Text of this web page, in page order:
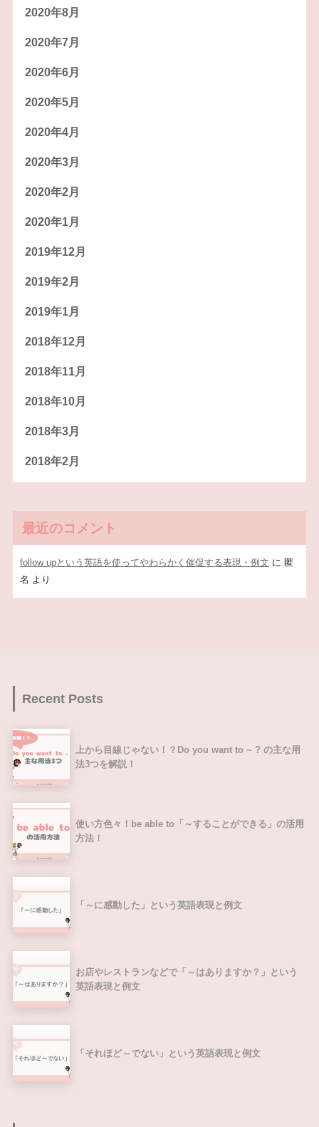
2020年8月
2020年7月
2020年6月
2020年5月
2020年4月
2020年3月
2020年2月
2020年1月
2019年12月
2019年2月
2019年1月
2018年12月
2018年11月
2018年10月
2018年3月
2018年2月
最近のコメント
follow upという英語を使ってやわらかく催促する表現・例文 に 匿
名 より
Recent Posts
上から目線じゃない！？Do you want to ~ ? の主な用
法3つを解説！
使い方色々！be able to「～することができる」の活用
方法！
「～に感動した」という英語表現と例文
お店やレストランなどで「～はありますか？」という
英語表現と例文
「それほど～でない」という英語表現と例文